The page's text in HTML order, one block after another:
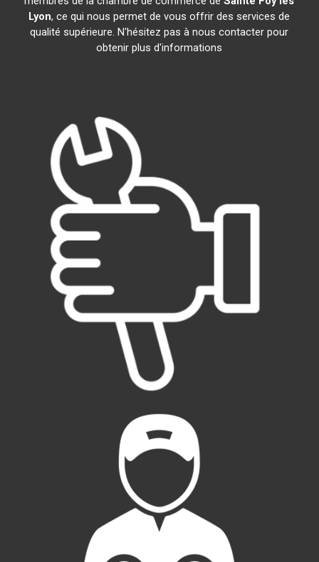
Lyon, ce qui nous permet de vous offrir des services de
qualité supérieure. N'hésitez pas à nous contacter pour
obtenir plus d'informations